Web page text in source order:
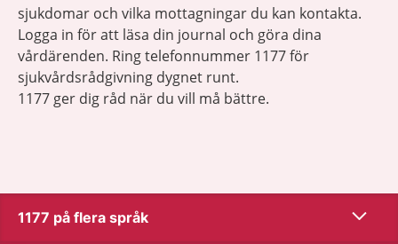
sjukdomar och vilka mottagningar du kan kontakta.
Logga in för att läsa din journal och göra dina
vårdärenden. Ring telefonnummer 1177 för
sjukvårdsrådgivning dygnet runt.
1177 ger dig råd när du vill må bättre.
1177 på flera språk Visa